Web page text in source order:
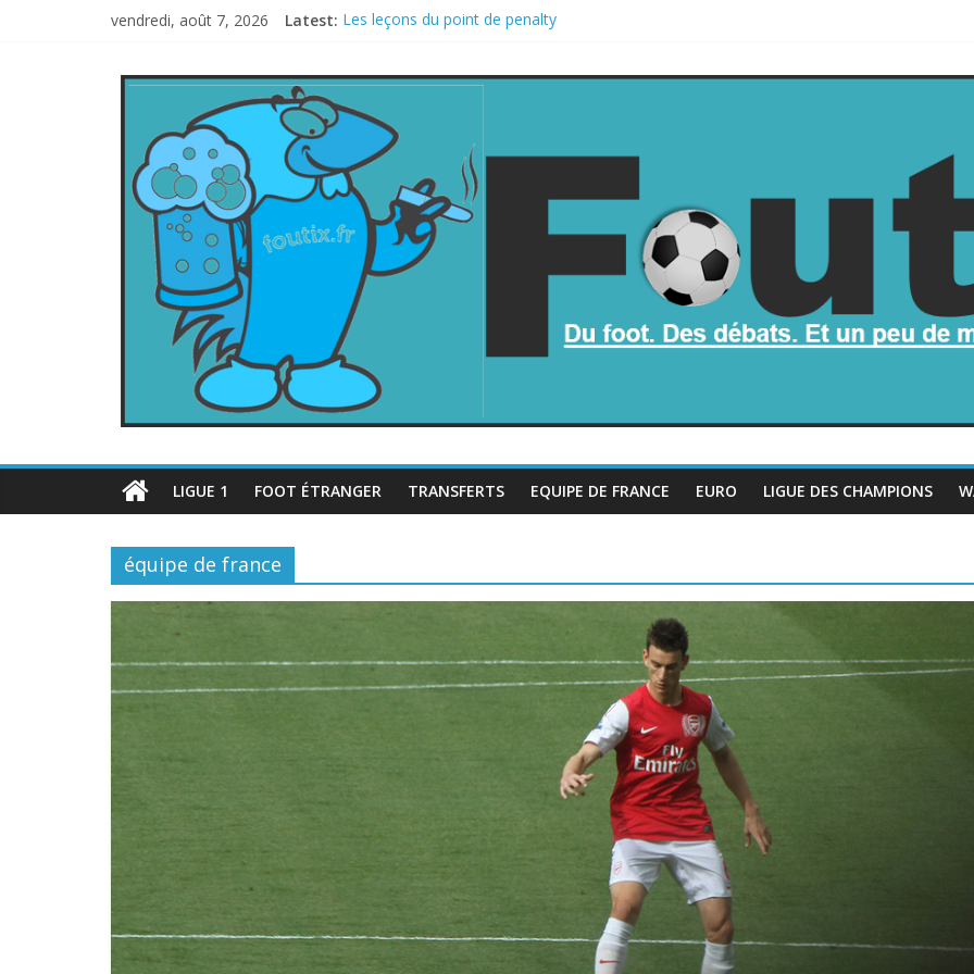
vendredi, août 7, 2026 Latest: Les leçons du point de penalty
Les curiosités de la Coupe du monde
L’Inde et la Chine, trop mauvais au football ?
LIGUE 1 FOOT ÉTRANGER TRANSFERTS EQUIPE DE FRANCE EURO LIGUE DES CHAMPIONS
équipe de france